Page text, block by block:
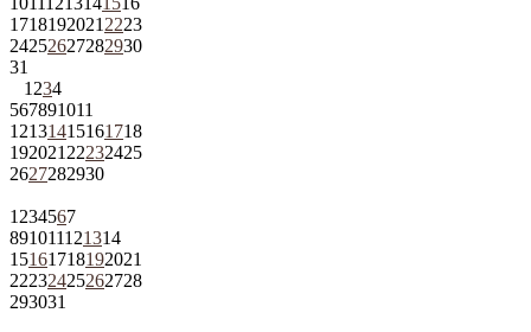
1718192021 2223
24252627282930
31
1 234
567891011
12131415161718
192021 22232425
2627282930
1 234567
891011121314
15161718192021
22232425262728
293031